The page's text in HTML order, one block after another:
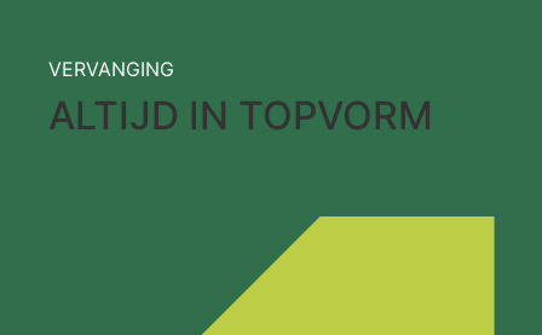
VERVANGING
ALTIJD IN TOPVORM